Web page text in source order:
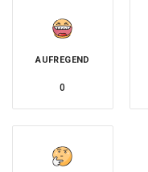
AUFREGEND
0